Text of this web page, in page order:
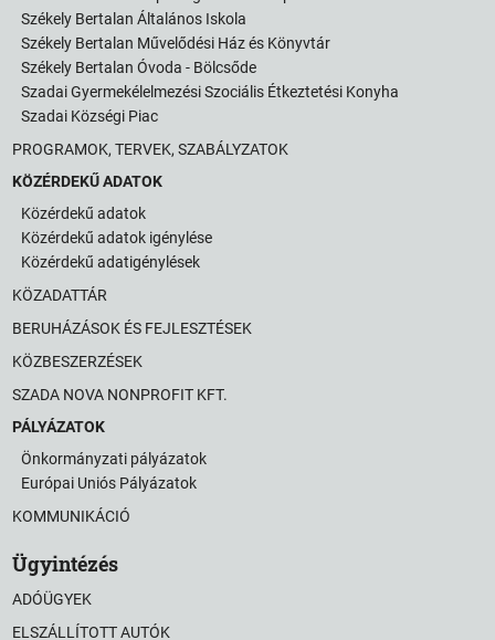
Székely Bertalan Általános Iskola
Székely Bertalan Művelődési Ház és Könyvtár
Székely Bertalan Óvoda - Bölcsőde
Szadai Gyermekélelmezési Szociális Étkeztetési Konyha
Szadai Községi Piac
PROGRAMOK, TERVEK, SZABÁLYZATOK
KÖZÉRDEKŰ ADATOK
Közérdekű adatok
Közérdekű adatok igénylése
Közérdekű adatigénylések
KÖZADATTÁR
BERUHÁZÁSOK ÉS FEJLESZTÉSEK
KÖZBESZERZÉSEK
SZADA NOVA NONPROFIT KFT.
PÁLYÁZATOK
Önkormányzati pályázatok
Európai Uniós Pályázatok
KOMMUNIKÁCIÓ
Ügyintézés
ADÓÜGYEK
ELSZÁLLÍTOTT AUTÓK